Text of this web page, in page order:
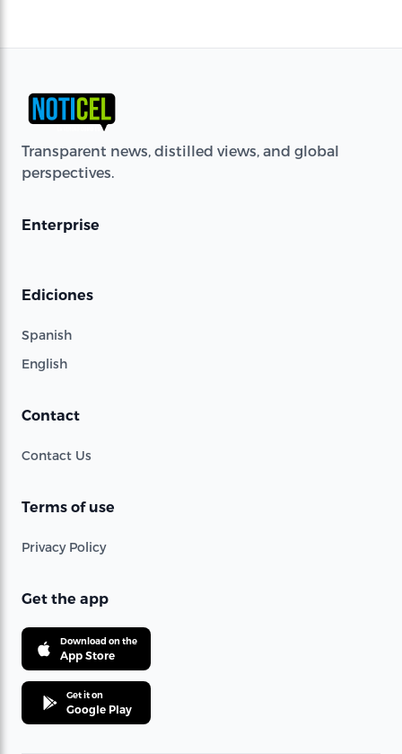
Transparent news, distilled views, and global
perspectives.
Enterprise
Ediciones
Spanish
English
Contact
Contact Us
Terms of use
Privacy Policy
Get the app
Download on the
App Store
Get it on
Google Play